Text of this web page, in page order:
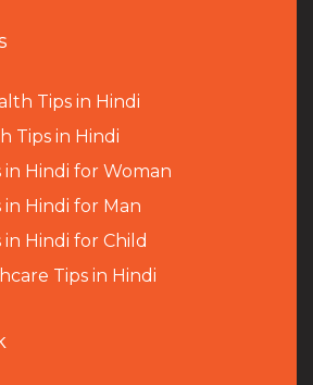
Tips in Hindi
Tips in Hindi
in Hindi for Woman
in Hindi for Man
Hindi for Child
Tips in Hindi